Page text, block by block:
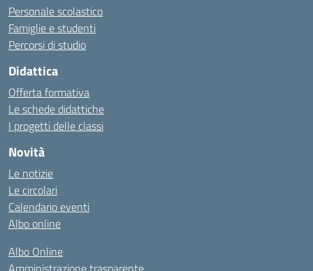
Personale scolastico
Famiglie e studenti
Percorsi di studio
Didattica
Offerta formativa
Le schede didattiche
I progetti delle classi
Novità
Le notizie
Le circolari
Calendario eventi
Albo online
Albo Online